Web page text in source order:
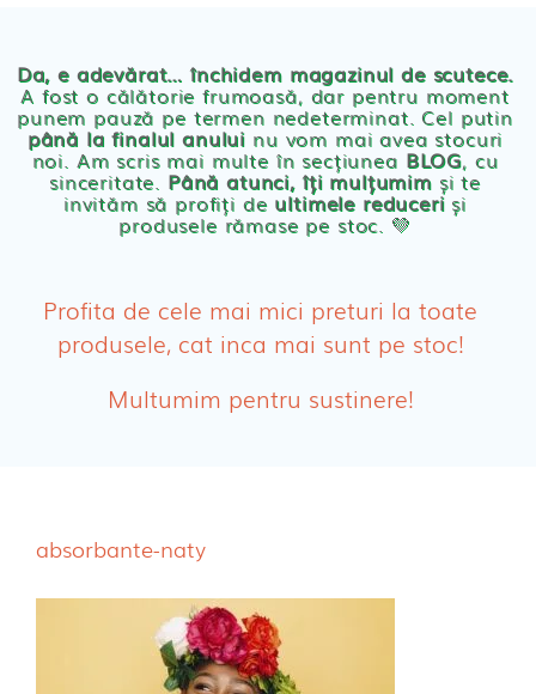
Servetele umede ecologice
Cosmetice BEBE
Olita Bio Naty
PRODUSE FEMEI
Absorbante Post-Natale
Absorbante Incontinenta Urinara
Da, e adevărat… închidem magazinul de scutece.
A fost o călătorie frumoasă, dar pentru moment
punem pauză pe termen nedeterminat. Cel putin
până la finalul anului nu vom mai avea stocuri
noi. Am scris mai multe în secțiunea BLOG, cu
sinceritate. Până atunci, îți mulțumimși te
invităm să profiți de ultimele reduceriși
produsele rămase pe stoc. 💛
Profita de cele mai mici preturi la toate
produsele, cat inca mai sunt pe stoc!
Multumim pentru sustinere!
absorbante-naty